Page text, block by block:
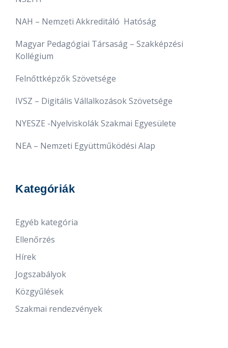
NAH – Nemzeti Akkreditáló Hatóság
Magyar Pedagógiai Társaság – Szakképzési
Kollégium
Felnőttképzők Szövetsége
IVSZ – Digitális Vállalkozások Szövetsége
NYESZE -Nyelviskolák Szakmai Egyesülete
NEA – Nemzeti Együttműködési Alap
Kategóriák
Egyéb kategória
Ellenőrzés
Hírek
Jogszabályok
Közgyűlések
Szakmai rendezvények